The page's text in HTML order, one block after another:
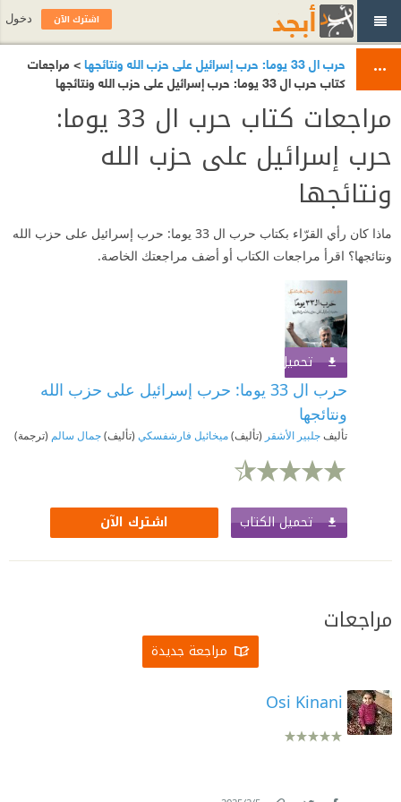
حرب ال 33 يوما: حرب إسرائيل على حزب الله ونتائجها
> مراجعات
كتاب حرب ال 33 يوما: حرب إسرائيل على حزب الله ونتائجها
مراجعات كتاب حرب ال 33 يوما:
حرب إسرائيل على حزب الله
ونتائجها
ماذا كان رأي القرّاء بكتاب حرب ال 33 يوما: حرب إسرائيل على حزب الله
ونتائجها؟ اقرأ مراجعات الكتاب أو أضف مراجعتك الخاصة.
تحميل الكتاب
حرب ال 33 يوما: حرب إسرائيل على حزب الله
ونتائجها
تأليفجلبير الأشقر (تأليف)ميخائيل فارشفسكي (تأليف)جمال سالم (ترجمة)
تحميل الكتاب اشترك الآن
مراجعات
مراجعة جديدة
Osi Kinani
اشترك الآن دخول